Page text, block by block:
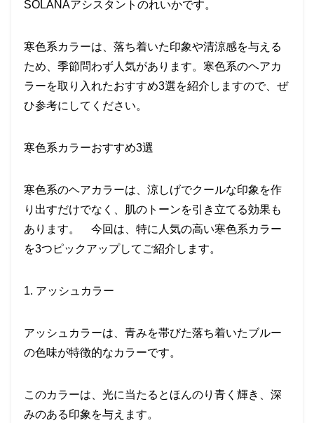
SOLANAアシスタントのれいかです。
寒色系カラーは、落ち着いた印象や清涼感を与える
ため、季節問わず人気があります。寒色系のヘアカ
ラーを取り入れたおすすめ3選を紹介しますので、ぜ
ひ参考にしてください。
寒色系カラーおすすめ3選
寒色系のヘアカラーは、涼しげでクールな印象を作
り出すだけでなく、肌のトーンを引き立てる効果も
あります。 今回は、特に人気の高い寒色系カラー
を3つピックアップしてご紹介します。
1. アッシュカラー
アッシュカラーは、青みを帯びた落ち着いたブルー
の色味が特徴的なカラーです。
このカラーは、光に当たるとほんのり青く輝き、深
みのある印象を与えます。